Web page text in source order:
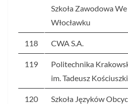
Szkoła Zawodowa We
Włocławku
118 CWA S.A.
119
Politechnika
im. Tadeusz Kościuszki
120 Szkoła Języków